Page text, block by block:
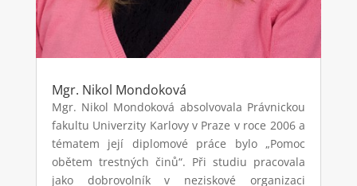
Mgr. Nikol Mondoková
Mgr. Nikol Mondoková absolvovala Právnickou
fakultu Univerzity Karlovy v Praze v roce 2006 a
tématem její diplomové práce bylo „Pomoc
obětem trestných činů“. Při studiu pracovala
jako dobrovolník v neziskové organizaci